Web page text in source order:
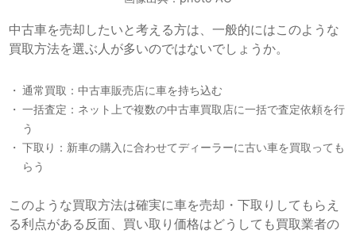
中古車を売却したいと考える方は、一般的にはこのような
買取方法を選ぶ人が多いのではないでしょうか。
通常買取：中古車販売店に車を持ち込む
一括査定：ネット上で複数の中古車買取店に一括で査定依頼を行
う
下取り：新車の購入に合わせてディーラーに古い車を買取っても
らう
このような買取方法は確実に車を売却・下取りしてもらえ
る利点がある反面、買い取り価格はどうしても買取業者の